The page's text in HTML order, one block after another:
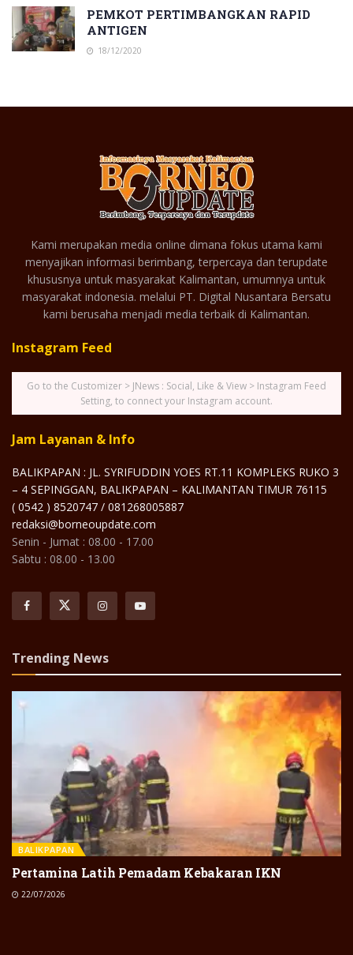
PEMKOT PERTIMBANGKAN RAPID
ANTIGEN
18/12/2020
Kami merupakan media online dimana fokus utama kami
menyajikan informasi berimbang, terpercaya dan terupdate
khususnya untuk masyarakat Kalimantan, umumnya untuk
masyarakat indonesia. melalui PT. Digital Nusantara Bersatu
kami berusaha menjadi media terbaik di Kalimantan.
Instagram Feed
Go to the Customizer > JNews : Social, Like & View > Instagram Feed
Setting, to connect your Instagram account.
Jam Layanan & Info
BALIKPAPAN : JL. SYRIFUDDIN YOES RT.11 KOMPLEKS RUKO 3
– 4 SEPINGGAN, BALIKPAPAN – KALIMANTAN TIMUR 76115
( 0542 ) 8520747 / 081268005887
redaksi@borneoupdate.com
Senin - Jumat : 08.00 - 17.00
Sabtu : 08.00 - 13.00
Trending News
BALIKPAPAN
Pertamina Latih Pemadam Kebakaran IKN
22/07/2026